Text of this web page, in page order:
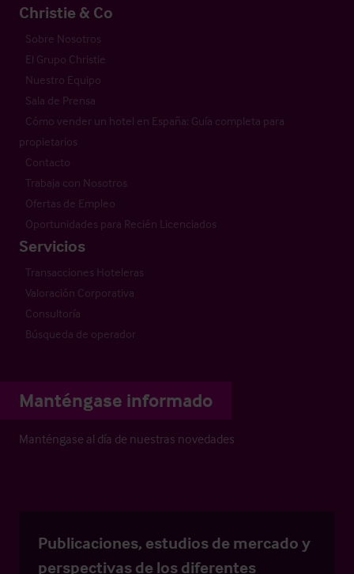
Christie & Co
Sobre Nosotros
El Grupo Christie
Nuestro Equipo
Sala de Prensa
Cómo vender un hotel en España: Guía completa para
propietarios
Contacto
Trabaja con Nosotros
Ofertas de Empleo
Oportunidades para Recién Licenciados
Servicios
Transacciones Hoteleras
Valoración Corporativa
Consultoría
Búsqueda de operador
Manténgase informado
Manténgase al día de nuestras novedades
Publicaciones, estudios de mercado y
perspectivas de los diferentes